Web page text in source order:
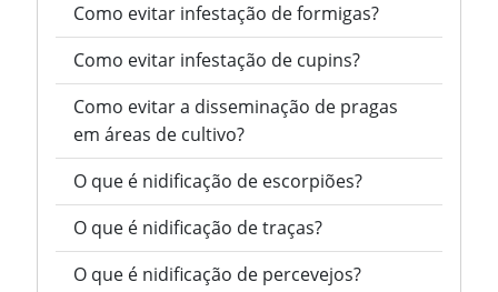
Como evitar infestação de formigas?
Como evitar infestação de cupins?
Como evitar a disseminação de pragas
em áreas de cultivo?
O que é nidificação de escorpiões?
O que é nidificação de traças?
O que é nidificação de percevejos?